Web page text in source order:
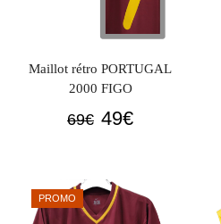
Maillot rétro PORTUGAL
2000 FIGO
69€ Le
était :
69€.
49€Le
49€.
PROMO